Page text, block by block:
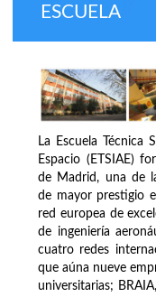
ESCUELA
La Escuela Técnica
Espacio (ETSIAE)
de Madrid, una de
de mayor prestigio
red europea de
de ingeniería
cuatro redes
que aúna nueve
universitarias;